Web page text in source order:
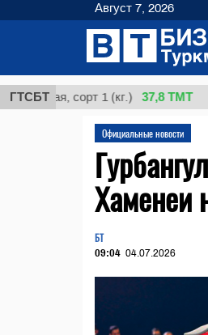
ГТСБТ
сорт 1 (кг.) 37,8 ТМТ
Официальные новости
Хаменеи
БТ
09:04 04.07.2026
Август 7, 2026